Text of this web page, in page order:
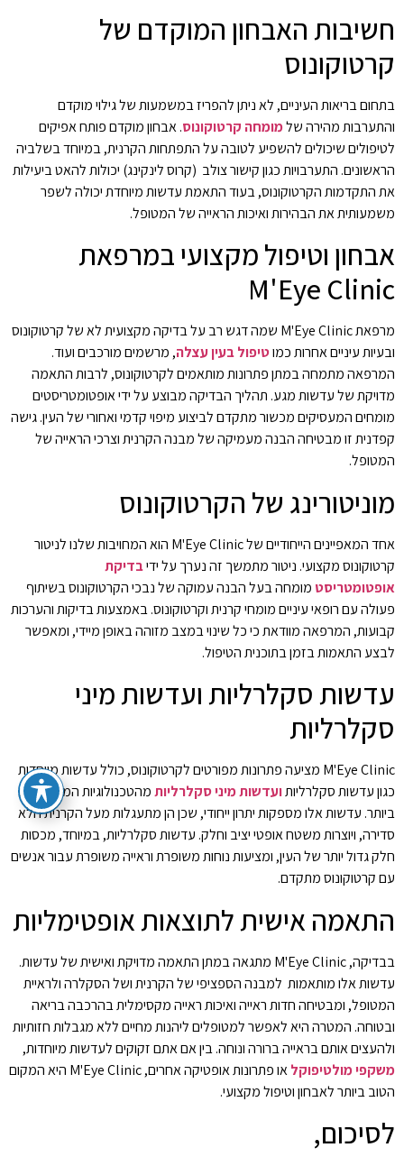
חשיבות האבחון המוקדם של
קרטוקונוס
בתחום בריאות העיניים, לא ניתן להפריז במשמעות של גילוי מוקדם
והתערבות מהירה שלמומחה קרטוקונוס. אבחון מוקדם פותח אפיקים
לטיפולים שיכולים להשפיע לטובה על התפתחות הקרנית, במיוחד בשלביה
הראשונים. התערבויות כגון קישור צולב (קרוס לינקינג) יכולות להאט ביעילות
את התקדמות הקרטוקונוס, בעוד התאמת עדשות מיוחדת יכולה לשפר
משמעותית את הבהירות ואיכות הראייה של המטופל.
אבחון וטיפול מקצועי במרפאת
M'Eye Clinic
מרפאת M'Eye Clinic שמה דגש רב על בדיקה מקצועית לא של קרטוקונוס
ובעיות עיניים אחרות כמוטיפול בעין עצלה, מרשמים מורכבים ועוד.
המרפאה מתמחה במתן פתרונות מותאמים לקרטוקונוס, לרבות התאמה
מדויקת של עדשות מגע. תהליך הבדיקה מבוצע על ידי אופטומטריסטים
מומחים המעסיקים מכשור מתקדם לביצוע מיפוי קדמי ואחורי של העין. גישה
קפדנית זו מבטיחה הבנה מעמיקה של מבנה הקרנית וצרכי הראייה של
המטופל.
מוניטורינג של הקרטוקונוס
אחד המאפיינים הייחודיים של M'Eye Clinic הוא המחויבות שלנו לניטור
קרטוקונוס מקצועי. ניטור מתמשך זה נערך על ידיבדיקת
אופטומטריסט מומחה בעל הבנה עמוקה של נבכי הקרטוקונוס בשיתוף
פעולה עם רופאי עיניים מומחי קרנית וקרטוקונוס. באמצעות בדיקות והערכות
קבועות, המרפאה מוודאת כי כל שינוי במצב מזוהה באופן מיידי, ומאפשר
לבצע התאמות בזמן בתוכנית הטיפול.
עדשות סקלרליות ועדשות מיני
סקלרליות
M'Eye Clinic מציעה פתרונות מפורטים לקרטוקונוס, כולל עדשות מיוחדות
כגון עדשות סקלרליותועדשות מיני סקלרליותמהטכנולוגיות המתקדמות
ביותר. עדשות אלו מספקות יתרון ייחודי, שכן הן מתעגלות מעל הקרנית הלא
סדירה, ויוצרות משטח אופטי יציב וחלק. עדשות סקלרליות, במיוחד, מכסות
חלק גדול יותר של העין, ומציעות נוחות משופרת וראייה משופרת עבור אנשים
עם קרטוקונוס מתקדם.
התאמה אישית לתוצאות אופטימליות
בבדיקה, M'Eye Clinic מתגאה במתן התאמה מדויקת ואישית של עדשות.
עדשות אלו מותאמות למבנה הספציפי של הקרנית ושל הסקלרה ולראיית
המטופל, ומבטיחה חדות ראייה ואיכות ראייה מקסימלית בהרכבה בריאה
ובטוחה. המטרה היא לאפשר למטופלים ליהנות מחיים ללא מגבלות חזותיות
ולהעצים אותם בראייה ברורה ונוחה. בין אם אתם זקוקים לעדשות מיוחדות,
משקפי מולטיפוקל
או פתרונות אופטיקה אחרים, M'Eye Clinic היא המקום
הטוב ביותר לאבחון וטיפול מקצועי.
לסיכום,